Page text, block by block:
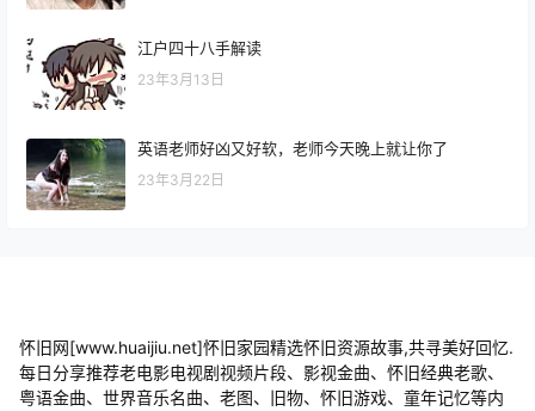
江户四十八手解读
23年3月13日
英语老师好凶又好软，老师今天晚上就让你了
23年3月22日
怀旧网[www.huaijiu.net]怀旧家园精选怀旧资源故事,共寻美好回忆.
每日分享推荐老电影电视剧视频片段、影视金曲、怀旧经典老歌、
粤语金曲、世界音乐名曲、老图、旧物、怀旧游戏、童年记忆等内